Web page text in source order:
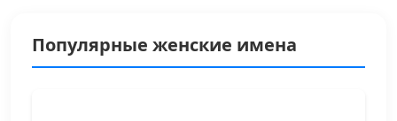
Популярные женские имена